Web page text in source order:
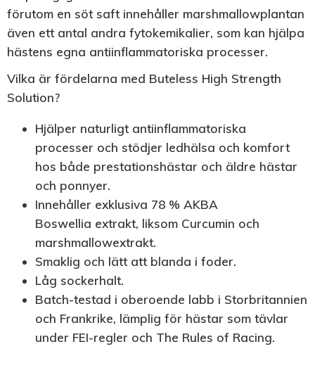
förutom en söt saft innehåller marshmallowplantan
även ett antal andra fytokemikalier, som kan hjälpa
hästens egna antiinflammatoriska processer.
Vilka är fördelarna med Buteless High Strength
Solution?
Hjälper naturligt antiinflammatoriska
processer och stödjer ledhälsa och komfort
hos både prestationshästar och äldre hästar
och ponnyer.
Innehåller exklusiva 78 % AKBA
Boswellia extrakt, liksom Curcumin och
marshmallowextrakt.
Smaklig och lätt att blanda i foder.
Låg sockerhalt.
Batch-testad i oberoende labb i Storbritannien
och Frankrike, lämplig för hästar som tävlar
under FEI-regler och The Rules of Racing.